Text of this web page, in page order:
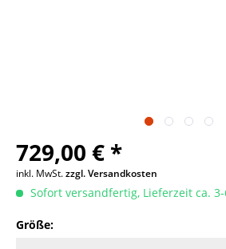
729,00 € *
inkl. MwSt.zzgl. Versandkosten
Sofort versandfertig, Lieferzeit ca.
Größe: